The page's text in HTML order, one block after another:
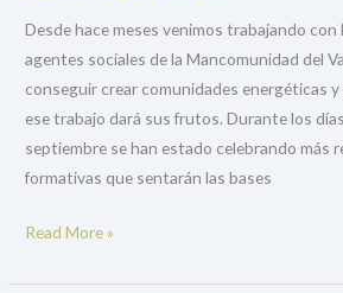
Desde hace meses venimos trabajando con
agentes sociales de la Mancomunidad del
conseguir crear comunidades energéticas y
ese trabajo dará sus frutos. Durante los
septiembre se han estado celebrando más
formativas que sentarán las bases
Read More »